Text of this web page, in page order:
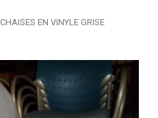
CHAISES EN VINYLE GRISE